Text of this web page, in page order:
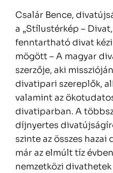
Csalár Bence,
a „Stílustérkép –
fenntartható divat
mögött – A magyar
szerzője, aki
divatipari szereplők,
valamint az
divatiparban. A
díjnyertes
szinte az összes
már az elmúlt tíz
nemzetközi